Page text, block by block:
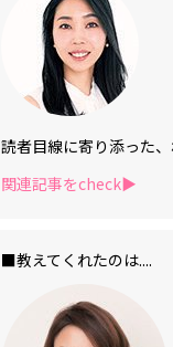
読者目線に寄り添った
関連記事をcheck▶︎
■教えてくれたのは....